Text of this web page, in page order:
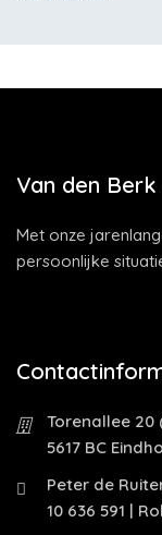
Van den
Met onze
persoonlijke
Torenallee 20
5617 BC
Peter de
10 636 591 |